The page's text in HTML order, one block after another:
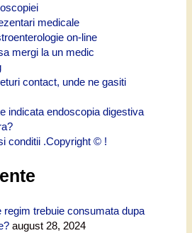
medicale
on-line
mergi la un medic
contact, unde ne gasiti
indicata endoscopia digestiva
conditii .Copyright © !
regim trebuie consumata dupa
august 28, 2024